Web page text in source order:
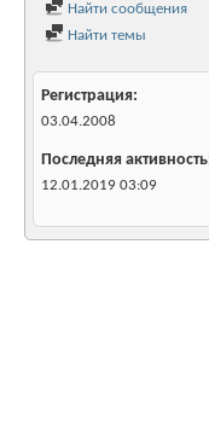
Найти сообщения
Найти темы
Регистрация
03.04.2008
Последняя активность
12.01.2019 03:09